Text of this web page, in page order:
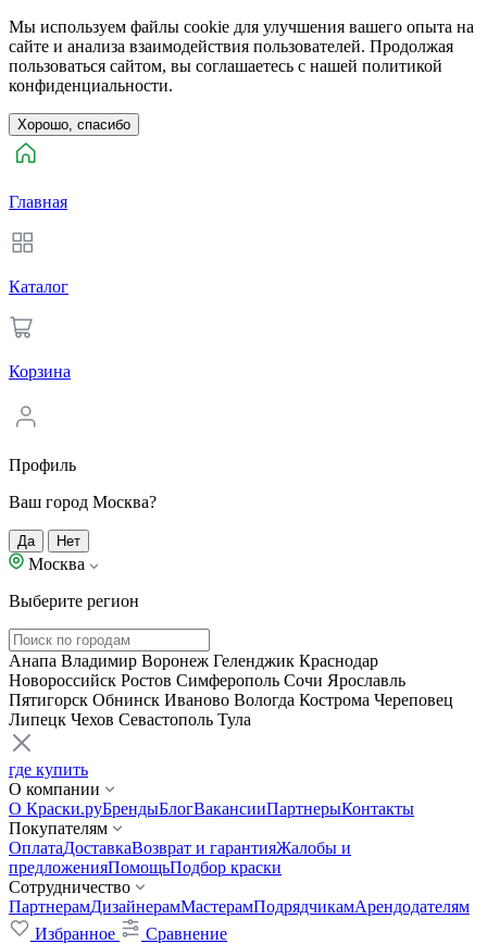
Мы используем файлы cookie для улучшения вашего опыта на
сайте и анализа взаимодействия пользователей. Продолжая
пользоваться сайтом, вы соглашаетесь с нашей политикой
конфиденциальности.
Хорошо, спасибо
Главная
Каталог
Корзина
Профиль
Ваш город Москва?
Да Нет
Москва
Выберите регион
Анапа Владимир Воронеж Геленджик Краснодар
Новороссийск Ростов Симферополь Сочи Ярославль
Пятигорск Обнинск Иваново Вологда Кострома Череповец
Липецк Чехов Севастополь Тула
где купить
О компании
О Краски.руБрендыБлогВакансииПартнерыКонтакты
Покупателям
ОплатаДоставкаВозврат и гарантияЖалобы и
предложенияПомощьПодбор краски
Сотрудничество
ПартнерамДизайнерамМастерамПодрядчикамАрендодателям
Избранное
Сравнение